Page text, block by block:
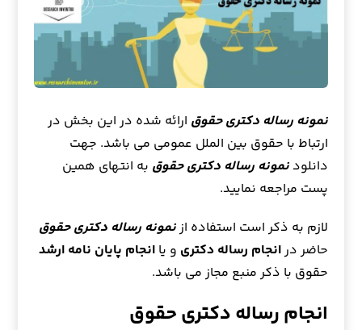
نمونه رساله دکتری حقوق ارائه شده در این بخش در
ارتباط با حقوق بین الملل عمومی می باشد. جهت
دانلودنمونه رساله دکتری حقوق به انتهای همین
پست مراجعه نمایید.
لازم به ذکر است استفاده ازنمونه رساله دکتری حقوق
حاضر درانجام رساله دکتری و یاانجام پایان نامه ارشد
حقوق با ذکر منبع مجاز می باشد.
انجام رساله دکتری حقوق